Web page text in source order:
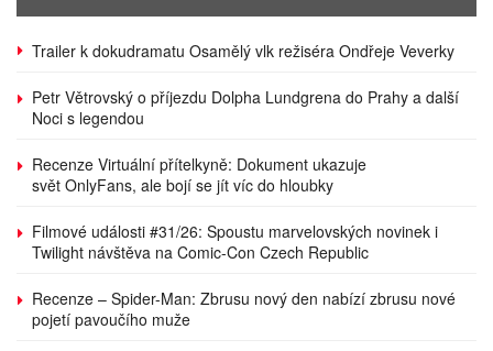
Trailer k dokudramatu Osamělý vlk režiséra Ondřeje Veverky
Petr Větrovský o příjezdu Dolpha Lundgrena do Prahy a další
Noci s legendou
Recenze Virtuální přítelkyně: Dokument ukazuje
svět OnlyFans, ale bojí se jít víc do hloubky
Filmové události #31/26: Spoustu marvelovských novinek i
Twilight návštěva na Comic-Con Czech Republic
Recenze – Spider-Man: Zbrusu nový den nabízí zbrusu nové
pojetí pavoučího muže